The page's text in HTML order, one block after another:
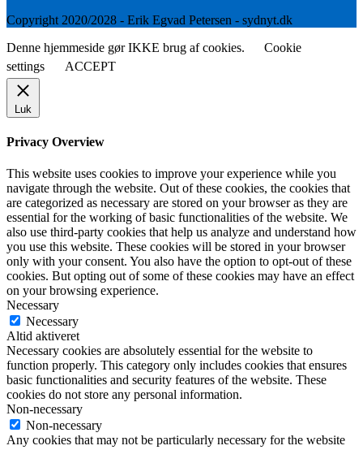
Copyright 2020/2028 - Erik Egvad Petersen - sydnyt.dk
Denne hjemmeside gør IKKE brug af cookies.
Cookie
settings
ACCEPT
Luk
Privacy Overview
This website uses cookies to improve your experience while you
navigate through the website. Out of these cookies, the cookies that
are categorized as necessary are stored on your browser as they are
essential for the working of basic functionalities of the website. We
also use third-party cookies that help us analyze and understand how
you use this website. These cookies will be stored in your browser
only with your consent. You also have the option to opt-out of these
cookies. But opting out of some of these cookies may have an effect
on your browsing experience.
Necessary
Necessary
Altid aktiveret
Necessary cookies are absolutely essential for the website to
function properly. This category only includes cookies that ensures
basic functionalities and security features of the website. These
cookies do not store any personal information.
Non-necessary
Non-necessary
Any cookies that may not be particularly necessary for the website